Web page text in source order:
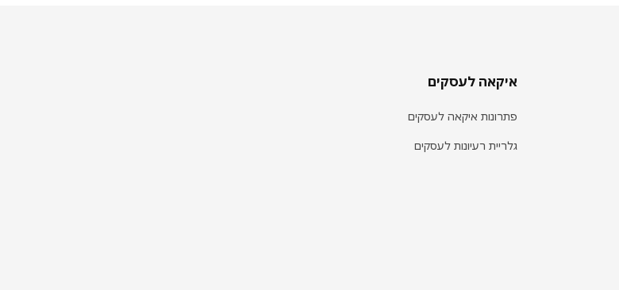
איקאה לעסקים
פתרונות איקאה לעסקים
גלריית רעיונות לעסקים